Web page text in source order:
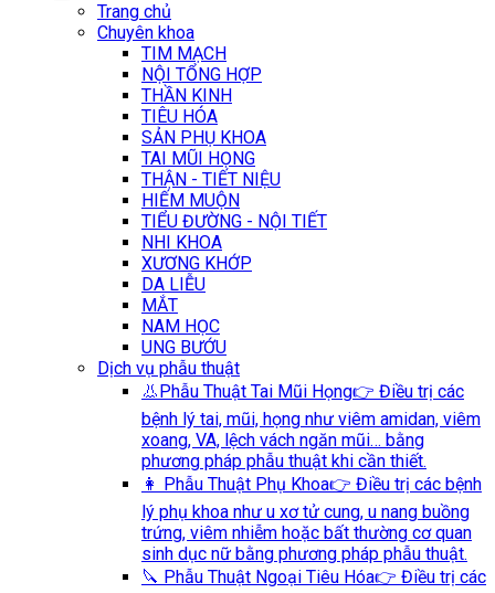
Trang chủ
Chuyên khoa
TIM MẠCH
NỘI TỔNG HỢP
THẦN KINH
TIÊU HÓA
SẢN PHỤ KHOA
TAI MŨI HỌNG
THẬN - TIẾT NIỆU
HIẾM MUỘN
TIỂU ĐƯỜNG - NỘI TIẾT
NHI KHOA
XƯƠNG KHỚP
DA LIỄU
MẮT
NAM HỌC
UNG BƯỚU
Dịch vụ phẫu thuật
👃Phẫu Thuật Tai Mũi Họng👉 Điều trị các
bệnh lý tai, mũi, họng như viêm amidan, viêm
xoang, VA, lệch vách ngăn mũi… bằng
phương pháp phẫu thuật khi cần thiết.
👩 Phẫu Thuật Phụ Khoa👉 Điều trị các bệnh
lý phụ khoa như u xơ tử cung, u nang buồng
trứng, viêm nhiễm hoặc bất thường cơ quan
sinh dục nữ bằng phương pháp phẫu thuật.
🔪 Phẫu Thuật Ngoại Tiêu Hóa👉 Điều trị các